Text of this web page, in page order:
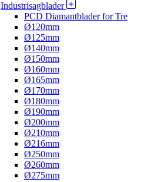
Industrisagblader
PCD Diamantblader for Tre
Ø120mm
Ø125mm
Ø140mm
Ø150mm
Ø160mm
Ø165mm
Ø170mm
Ø180mm
Ø190mm
Ø200mm
Ø210mm
Ø216mm
Ø250mm
Ø260mm
Ø275mm